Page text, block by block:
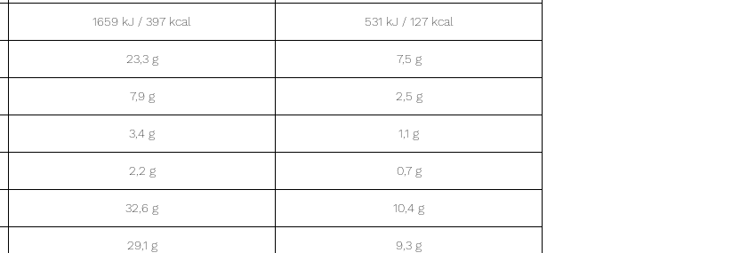
opgeven.
1659 kJ / 397 kcal 531 kJ / 127 kcal
23,3 g 7,5 g
7,9 g 2,5 g
3,4 g 1,1 g
2,2 g 0,7 g
32,6 g 10,4 g
29,1 g 9,3 g